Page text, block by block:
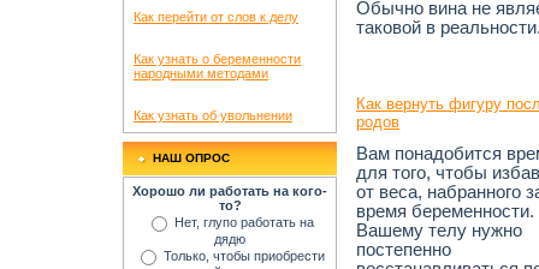
Как перейти от слов к делу
Как узнать о беременности
народными методами
Как узнать об увольнении
НАШ ОПРОС
Хорошо ли работать на кого-
то?
Нет, глупо работать на
дядю
Только, чтобы приобрести
Обычно вина не
таковой в
Как вернуть фигуру
родов
Вам понадобится
для того, чтобы
от веса, набранного
время беременности.
Вашему телу нужно
постепенно